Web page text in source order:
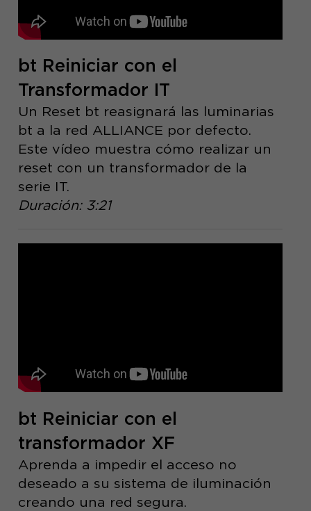
bt Reiniciar con el
Transformador IT
Un Reset bt reasignará las luminarias
bt a la red ALLIANCE por defecto.
Este vídeo muestra cómo realizar un
reset con un transformador de la
serie IT.
Duración: 3:21
bt Reiniciar con el
transformador XF
Aprenda a impedir el acceso no
deseado a su sistema de iluminación
creando una red segura.